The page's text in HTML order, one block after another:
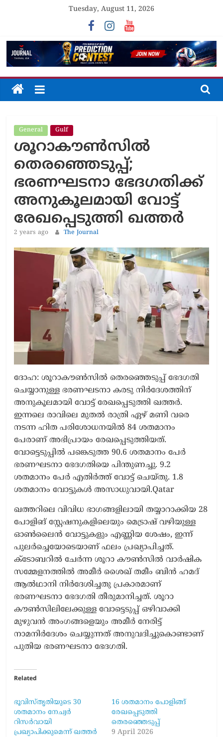
Tuesday, August 11, 2026
The
Unfolding
The
General Gulf
ശൂറാകൗൺസിൽ
തെരഞ്ഞെടുപ്പ്;
ഭരണഘടനാ ഭേദഗതിക്ക്
അനുകൂലമായി വോട്ട്
രേഖപ്പെടുത്തി ഖത്തർ
2 years ago The Journal
ദോഹ: ശൂറാകൗൺസിൽ തെരഞ്ഞെടുപ്പ് ഭേദഗതി
ചെയ്യാനുള്ള ഭരണഘടനാ കരടു നിർദേശത്തിന്
അനുകൂലമായി വോട്ട് രേഖപ്പെടുത്തി ഖത്തർ.
ഇന്നലെ രാവിലെ മുതൽ രാത്രി ഏഴ് മണി വരെ
നടന്ന ഹിത പരിശോധനയിൽ 84 ശതമാനം
പേരാണ് അഭിപ്രായം രേഖപ്പെടുത്തിയത്.
വോട്ടെടുപ്പിൽ പങ്കെടുത്ത 90.6 ശതമാനം പേർ
ഭരണഘടനാ ഭേദഗതിയെ പിന്തുണച്ചു. 9.2
ശതമാനം പേർ എതിർത്ത് വോട്ട് ചെയ്തു. 1.8
ശതമാനം വോട്ടുകൾ അസാധുവായി.Qatar
ഖത്തറിലെ വിവിധ ഭാഗങ്ങളിലായി തയ്യാറാക്കിയ 28
പോളിങ് സ്റ്റേഷനുകളിലെയും മെട്രാഷ് വഴിയുള്ള
ഓൺലൈൻ വോട്ടുകളും എണ്ണിയ ശേഷം, ഇന്ന്
പുലർച്ചെയോടെയാണ് ഫലം പ്രഖ്യാപിച്ചത്.
ക്ടോബറിൽ ചേർന്ന ശൂറാ കൗൺസിൽ വാർഷിക
സമ്മേളനത്തിൽ അമീർ ശൈഖ് തമീം ബിൻ ഹമദ്
ആൽഥാനി നിർദേശിച്ചതു പ്രകാരമാണ്
ഭരണഘടനാ ഭേദഗതി തീരുമാനിച്ചത്. ശൂറാ
കൗൺസിലിലേക്കുള്ള വോട്ടെടുപ്പ് ഒഴിവാക്കി
മുഴുവൻ അംഗങ്ങളെയും അമീർ നേരിട്ട്
നാമനിർദേശം ചെയ്യുന്നത് അനുവദിച്ചുകൊണ്ടാണ്
പുതിയ ഭരണഘടനാ ഭേദഗതി.
Related
ഭൂവിസ്തൃതിയുടെ 30
ശതമാനം നേച്വർ
റിസർവായി
പ്രഖ്യാപിക്കുമെന്ന് ഖത്തർ
16 ശതമാനം പോളിങ്ങ്
രേഖപ്പെടുത്തി
തെരഞ്ഞെടുപ്പ്
9 April 2026